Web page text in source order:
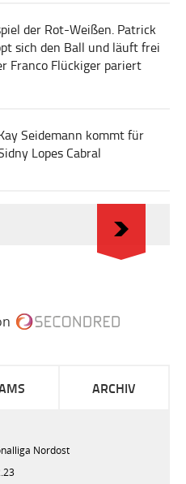
der Rot-Weißen. Patrick
sich den Ball und läuft frei
Franco Flückiger pariert
Seidemann kommt für
Lopes Cabral
ARCHIV
Nordost